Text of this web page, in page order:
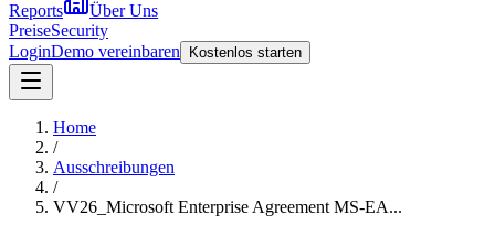
Reports
Über Uns
PreiseSecurity
LoginDemo vereinbaren Kostenlos starten
Home
/
Ausschreibungen
/
VV26_Microsoft Enterprise Agreement MS-EA...